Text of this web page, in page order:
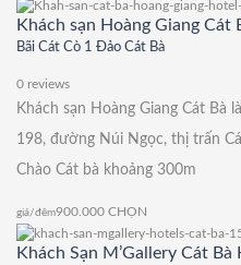
Khách sạn Hoàng Giang Cát
Bãi Cát Cò 1 Đảo Cát Bà
0 reviews
Khách sạn Hoàng Giang Cát Bà
198, đường Núi Ngọc, thị trấn
Chào Cát bà khoảng 300m
giá/đêm900.000 CHỌN
Khách Sạn M’Gallery Cát Bà